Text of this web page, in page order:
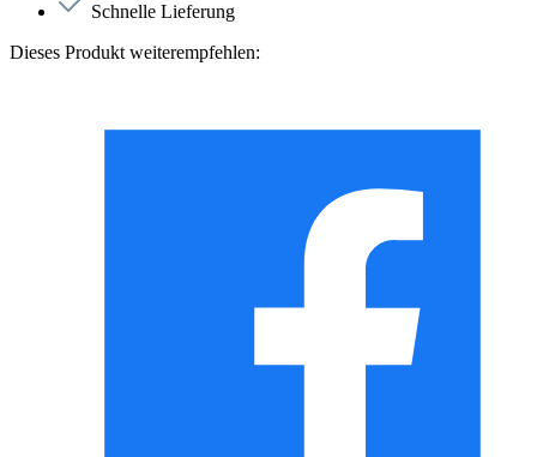
Schnelle Lieferung
Dieses Produkt weiterempfehlen: